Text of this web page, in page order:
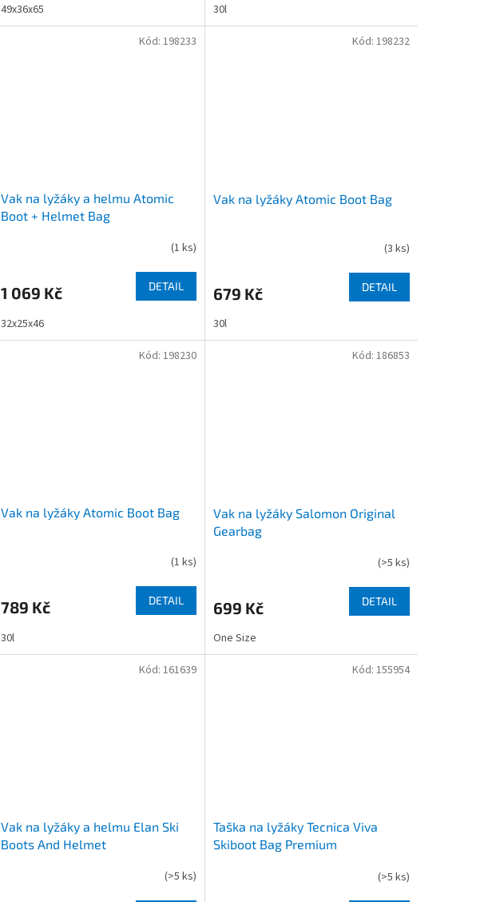
49x36x65 30l
Vak na lyžáky a helmu Atomic
Boot + Helmet Bag
(1 ks)
1 069 Kč DETAIL
32x25x46
Kód: 198233
Vak na lyžáky Atomic Boot Bag
(3 ks)
679 Kč DETAIL
30l
Kód: 198232
Vak na lyžáky Atomic Boot Bag
(1 ks)
789 Kč DETAIL
30l
Kód: 198230
Vak na lyžáky Salomon Original
Gearbag
(>5 ks)
699 Kč DETAIL
One Size
Kód: 186853
Vak na lyžáky a helmu Elan Ski
Boots And Helmet
(>5 ks)
Kód: 161639
Taška na lyžáky Tecnica Viva
Skiboot Bag Premium
(>5 ks)
Kód: 155954